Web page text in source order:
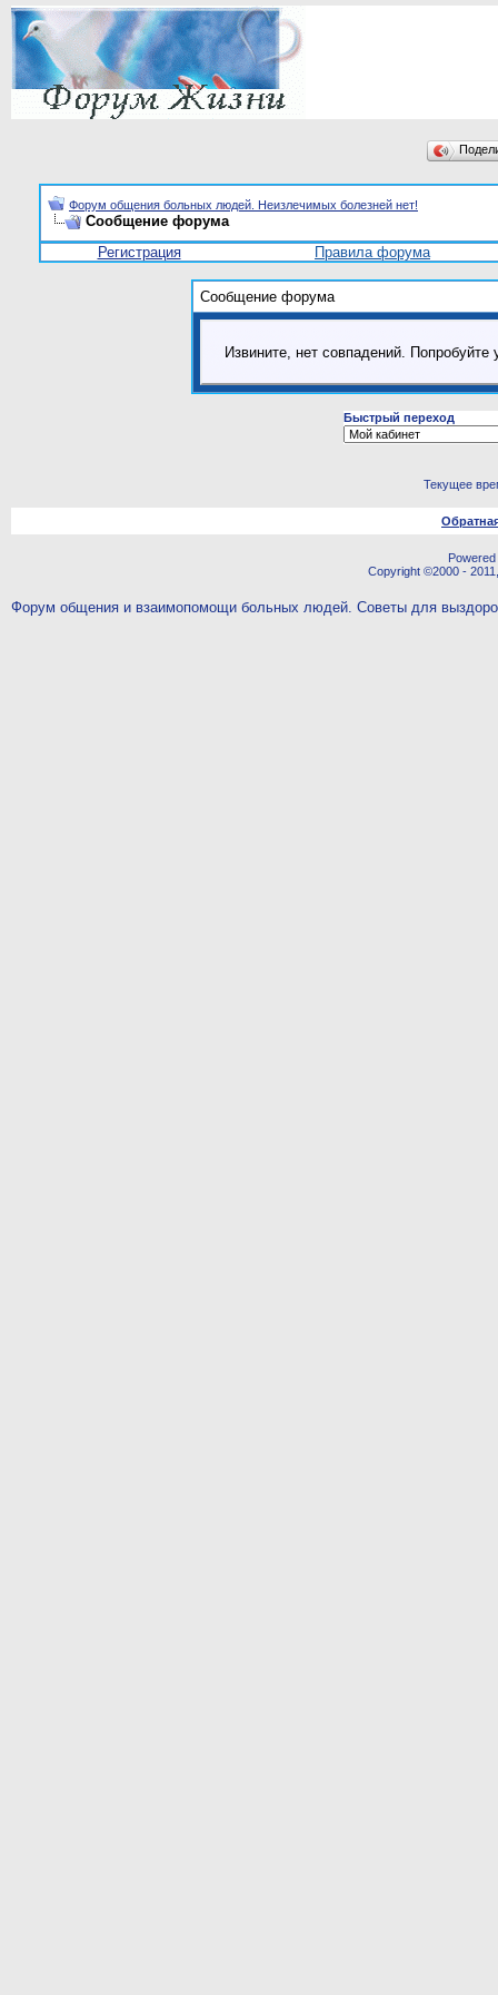
Форум общения больных людей. Неизлечимых болезней нет!
Сообщение форума
Регистрация
Правила форума
Сообщение форума
Извините, нет совпадений.
Быстрый переход
Текущее
Copyright ©2000 -
Форум общения и взаимопомощи больных людей. Советы для